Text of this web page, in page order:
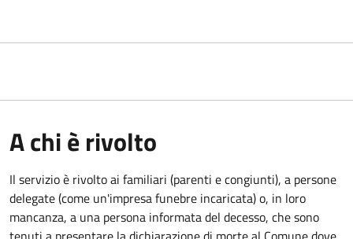
A chi è rivolto
Il servizio è rivolto ai familiari (parenti e congiunti), a persone
delegate (come un'impresa funebre incaricata) o, in loro
mancanza, a una persona informata del decesso, che sono